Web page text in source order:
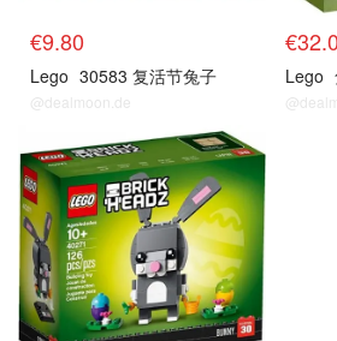
€9.80
Lego 30583 复活节兔子
@dealmoon.de
Lego